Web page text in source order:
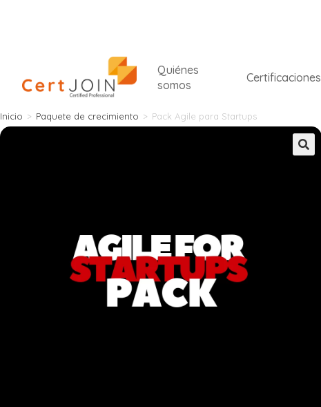
Quiénes
somos
Certificaciones
Inicio > Paquete de crecimiento > Pack Agile para Startups